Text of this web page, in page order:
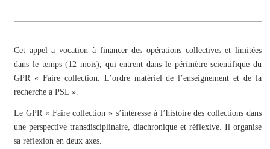
Cet appel a vocation à financer des opérations collectives et limitées
dans le temps (12 mois), qui entrent dans le périmètre scientifique du
GPR « Faire collection. L’ordre matériel de l’enseignement et de la
recherche à PSL ».
Le GPR « Faire collection » s’intéresse à l’histoire des collections dans
une perspective transdisciplinaire, diachronique et réflexive. Il organise
sa réflexion en deux axes.